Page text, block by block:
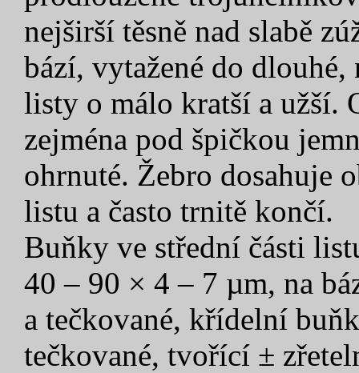
nejširší těsně nad slabě
bází, vytažené do
listy o málo kratší a užší.
zejména pod špičkou
ohrnuté. Žebro dosahuje
listu a často trnitě končí.
Buňky ve střední části
40 – 90 × 4 – 7 µm, na
a tečkované, křídelní
tečkované, tvořící ±